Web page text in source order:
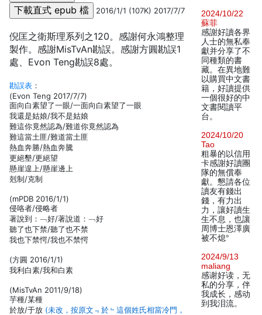
2016/1/1 (107K) 2017/7/7
倪匡之衛斯理系列之120。感謝何永鴻整理
製作。感謝MisTvAn勘誤。感謝方圓勘誤1
處、Evon Teng勘誤8處。
勘誤表 ：
(Evon Teng 2017/7/7)
面向白素望了一眼/一面向白素望了一眼
我還是姑娘/我不是姑娘
難這你竟然認為/難道你竟然認為
難這當土匪/難道當土匪
熱血奔勝/熱血奔騰
更絕墾/更絕望
懸崖遑上/懸崖邊上
剋制/克制
(mPDB 2016/1/1)
侵咯者/侵略者
著說到：﹁好/著說道：﹁好
聽了也下禁/聽了也不禁
我也下禁愕/我也不禁愕
(方圓 2016/1/1)
我利白素/我和白素
(MisTvAn 2011/9/18)
芋種/某種
於放/于放 (未改，按原文﹃於﹄這個姓氏相當冷門，
2024/10/22
蘇菲
感謝好讀各界
人士的無私奉
獻并分享了不
同種類的書
藏。在異地難
以購買中文書
籍，好讀提供
一個很好的中
文書閱讀平
台。
2024/10/20
Tao
粗暴的以信用
卡感謝好讀團
隊的無償奉
獻。懇請各位
讀友有錢出
錢，有力出
力，讓好讀生
生不息，也讓
周博士恩澤廣
被不熄°
2024/9/13
maliang
感谢好读，无
私的分享，伴
我成长，感动
到我泪流。